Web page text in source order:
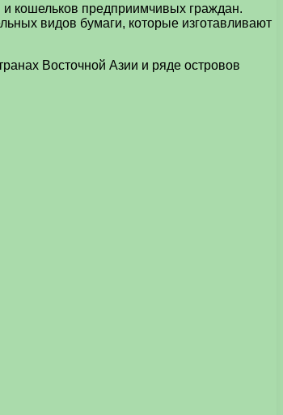
кошельков предприимчивых граждан.
видов бумаги, которые изготавливают
Восточной Азии и ряде островов